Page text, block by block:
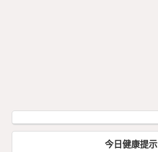
今日健康提示